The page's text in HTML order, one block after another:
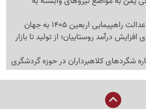
اربعین 1405 به جهان
درآمد روستاییان؛ از تولید تا بازار
شگردهای کلاهبرداران در حوزه گردشگری